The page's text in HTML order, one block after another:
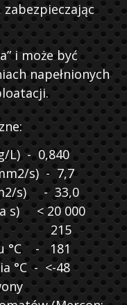
zabezpieczając
i może być
napełnionych
L) - 0,840
s) - 7,7
s) - 33,0
s) < 20 000
215
°C - 181
°C - <-48